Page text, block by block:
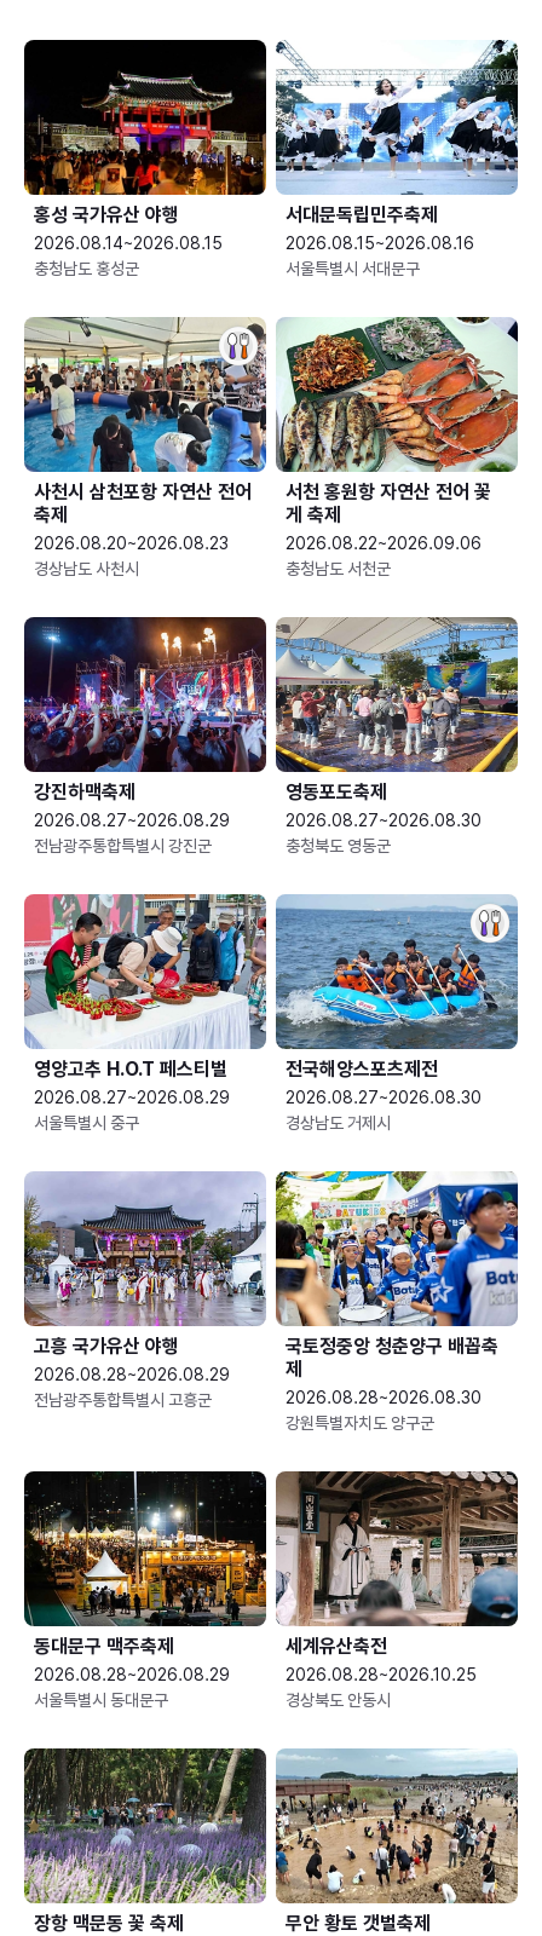
홍성 국가유산 야행
2026.08.14~2026.08.15
충청남도 홍성군
서대문독립민주축제
2026.08.15~2026.08.16
서울특별시 서대문구
사천시 삼천포항 자연산 전어
축제
2026.08.20~2026.08.23
경상남도 사천시
서천 홍원항 자연산 전어 꽃
게 축제
2026.08.22~2026.09.06
충청남도 서천군
강진하맥축제
2026.08.27~2026.08.29
전남광주통합특별시 강진군
영동포도축제
2026.08.27~2026.08.30
충청북도 영동군
영양고추 H.O.T 페스티벌
2026.08.27~2026.08.29
서울특별시 중구
전국해양스포츠제전
2026.08.27~2026.08.30
경상남도 거제시
고흥 국가유산 야행
2026.08.28~2026.08.29
전남광주통합특별시 고흥군
국토정중앙 청춘양구 배꼽축
제
2026.08.28~2026.08.30
강원특별자치도 양구군
동대문구 맥주축제
2026.08.28~2026.08.29
서울특별시 동대문구
세계유산축전
2026.08.28~2026.10.25
경상북도 안동시
장항 맥문동 꽃 축제 무안 황토 갯벌축제